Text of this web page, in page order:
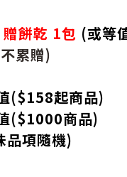
贈餅乾 1包 (或等
累贈)
($158起商品)
($1000商品)
品項隨機)